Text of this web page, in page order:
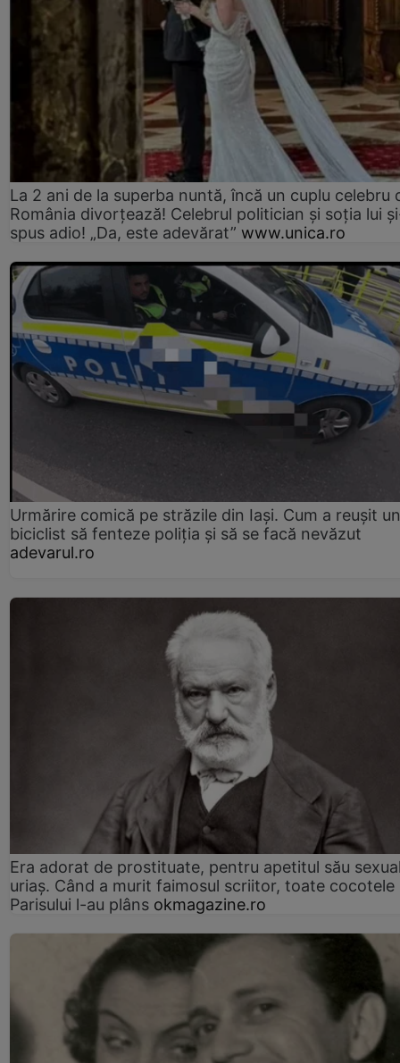
La 2 ani de la superba nuntă, încă un cuplu celebru
România divorțează! Celebrul politician și soția lui
spus adio! „Da, este adevărat” www.unica.ro
Urmărire comică pe străzile din Iași. Cum a reușit un
biciclist să fenteze poliția și să se facă nevăzut
adevarul.ro
Era adorat de prostituate, pentru apetitul său
uriaș. Când a murit faimosul scriitor, toate cocotele
Parisului l-au plâns okmagazine.ro